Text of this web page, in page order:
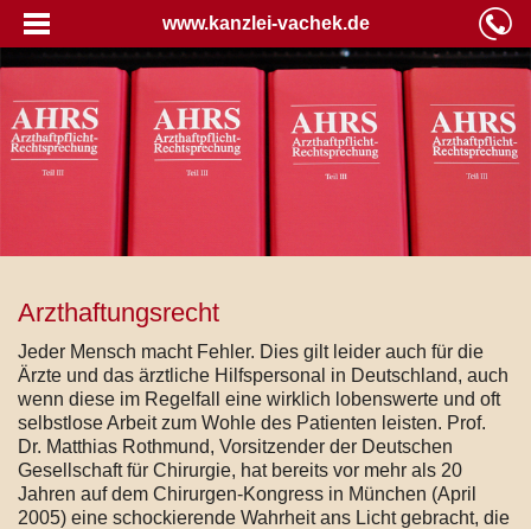
www.kanzlei-vachek.de
Arzthaftungsrecht
Jeder Mensch macht Fehler. Dies gilt leider auch für die
Ärzte und das ärztliche Hilfspersonal in Deutschland, auch
wenn diese im Regelfall eine wirklich lobenswerte und oft
selbstlose Arbeit zum Wohle des Patienten leisten. Prof.
Dr. Matthias Rothmund, Vorsitzender der Deutschen
Gesellschaft für Chirurgie, hat bereits vor mehr als 20
Jahren auf dem Chirurgen-Kongress in München (April
2005) eine schockierende Wahrheit ans Licht gebracht, die